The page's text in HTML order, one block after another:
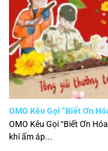
OMO Kêu Gọi “Biết Ơn
OMO Kêu Gọi “Biết Ơn
khí ấm áp...